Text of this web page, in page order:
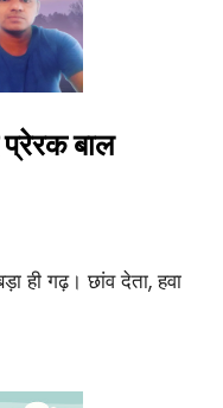
बाल
ही गढ़। छांव देता, हवा